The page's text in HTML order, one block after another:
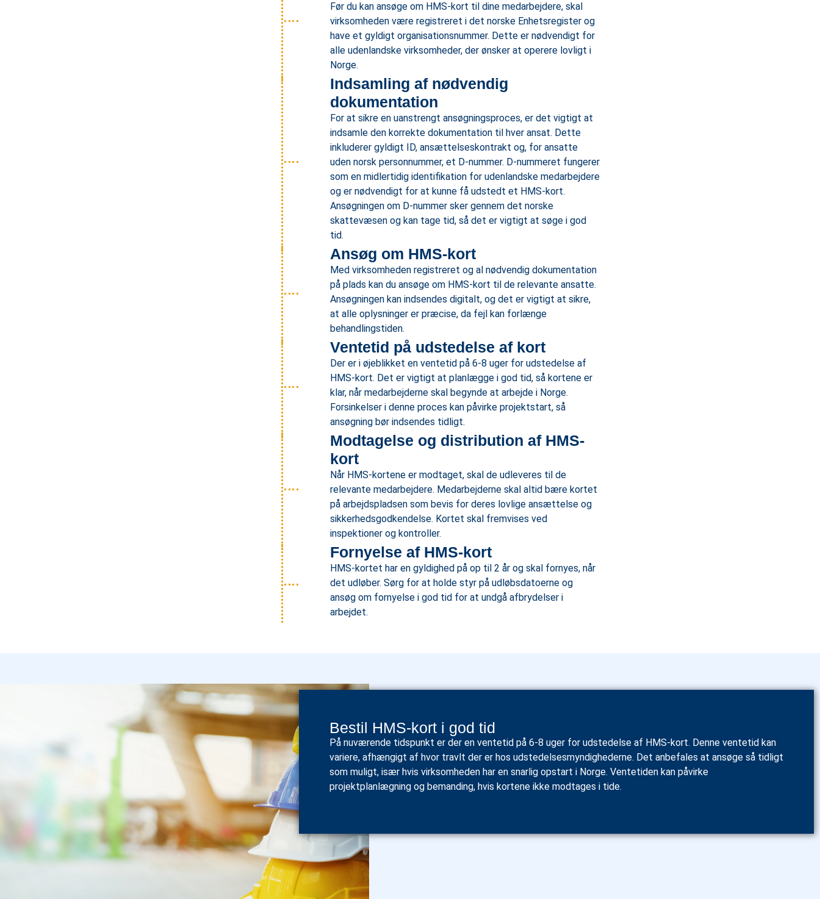
Før du kan ansøge om HMS-kort til dine medarbejdere, skal
virksomheden være registreret i det norske Enhetsregister og
have et gyldigt organisationsnummer. Dette er nødvendigt for
alle udenlandske virksomheder, der ønsker at operere lovligt i
Norge.
Indsamling af nødvendig
dokumentation
For at sikre en uanstrengt ansøgningsproces, er det vigtigt at
indsamle den korrekte dokumentation til hver ansat. Dette
inkluderer gyldigt ID, ansættelseskontrakt og, for ansatte
uden norsk personnummer, et D-nummer. D-nummeret fungerer
som en midlertidig identifikation for udenlandske medarbejdere
og er nødvendigt for at kunne få udstedt et HMS-kort.
Ansøgningen om D-nummer sker gennem det norske
skattevæsen og kan tage tid, så det er vigtigt at søge i god
tid.
Ansøg om HMS-kort
Med virksomheden registreret og al nødvendig dokumentation
på plads kan du ansøge om HMS-kort til de relevante ansatte.
Ansøgningen kan indsendes digitalt, og det er vigtigt at sikre,
at alle oplysninger er præcise, da fejl kan forlænge
behandlingstiden.
Ventetid på udstedelse af kort
Der er i øjeblikket en ventetid på 6-8 uger for udstedelse af
HMS-kort. Det er vigtigt at planlægge i god tid, så kortene er
klar, når medarbejderne skal begynde at arbejde i Norge.
Forsinkelser i denne proces kan påvirke projektstart, så
ansøgning bør indsendes tidligt.
Modtagelse og distribution af HMS-
kort
Når HMS-kortene er modtaget, skal de udleveres til de
relevante medarbejdere. Medarbejderne skal altid bære kortet
på arbejdspladsen som bevis for deres lovlige ansættelse og
sikkerhedsgodkendelse. Kortet skal fremvises ved
inspektioner og kontroller.
Fornyelse af HMS-kort
HMS-kortet har en gyldighed på op til 2 år og skal fornyes, når
det udløber. Sørg for at holde styr på udløbsdatoerne og
ansøg om fornyelse i god tid for at undgå afbrydelser i
arbejdet.
Bestil HMS-kort i god tid
På nuværende tidspunkt er der en ventetid på 6-8 uger for udstedelse af HMS-kort. Denne ventetid kan
variere, afhængigt af hvor travlt der er hos udstedelsesmyndighederne. Det anbefales at ansøge så tidligt
som muligt, især hvis virksomheden har en snarlig opstart i Norge. Ventetiden kan påvirke
projektplanlægning og bemanding, hvis kortene ikke modtages i tide.